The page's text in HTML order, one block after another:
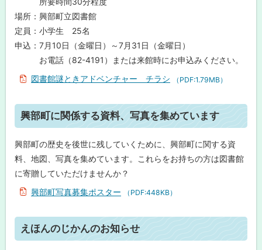
関
係
す
る
、
写
を
集
め
い
ま
す
ほ
じ
か
ん
場所：興部町立図書館
定員：小学生 25名
申込：7月10日（金曜日）～7月31日（金曜日）
お電話（82-4191）または来館時にお申込みください。
図書館謎ときアドベンチャー チラシ
（PDF:1.79MB）
ト
ッ
プ
に
戻
興部町に関係する資料、写真を集めています
興部町の歴史を後世に残していくために、興部町に関する資
料、地図、写真を集めています。これらをお持ちの方は図書館
に寄贈していただけませんか？
興部町写真募集ポスター
（PDF:448KB）
ッ
えほんのじかんのお知らせ